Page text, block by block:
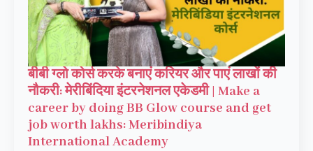
बीबी ग्लो कोर्स करके बनाएं करियर और पाएं लाखों की
नौकरी: मेरीबिंदिया इंटरनेशनल एकेडमी | Make a
career by doing BB Glow course and get
job worth lakhs: Meribindiya
International Academy